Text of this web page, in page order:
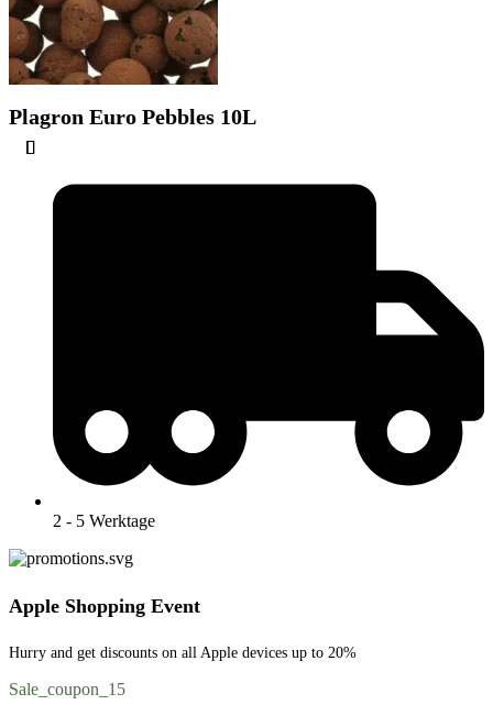
Plagron Euro Pebbles 10L
2 - 5 Werktage
Apple Shopping Event
Hurry and get discounts on all Apple devices up to 20%
Sale_coupon_15